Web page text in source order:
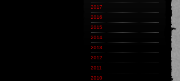
2017
2016
2015
2014
2013
2012
2011
2010